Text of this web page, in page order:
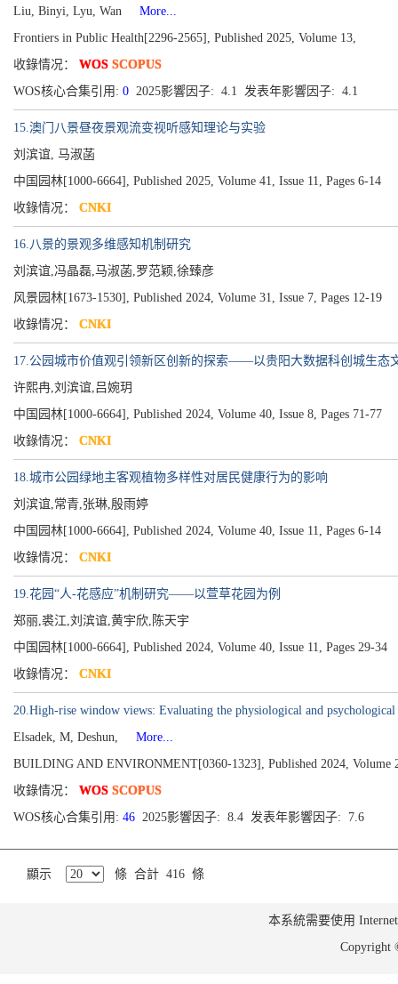
Liu, Binyi, Lyu, Wan
More...
Frontiers in Public Health[2296-2565], Published 2025, Volume 13,
收錄情况： WOS SCOPUS
WOS核心合集引用: 0 2025影響因子: 4.1 发表年影響因子: 4.1
15.澳门八景昼夜景观流变视听感知理论与实验
刘滨谊, 马淑菡
中国园林[1000-6664], Published 2025, Volume 41, Issue 11, Pages 6-14
收錄情况： CNKI
16.八景的景观多维感知机制研究
刘滨谊,冯晶磊,马淑菡,罗范颖,徐臻彦
风景园林[1673-1530], Published 2024, Volume 31, Issue 7, Pages 12-19
收錄情况： CNKI
17.公园城市价值观引领新区创新的探索——以贵阳大数据科创城生态
许熙冉,刘滨谊,吕婉玥
中国园林[1000-6664], Published 2024, Volume 40, Issue 8, Pages 71-77
收錄情况： CNKI
18.城市公园绿地主客观植物多样性对居民健康行为的影响
刘滨谊,常青,张琳,殷雨婷
中国园林[1000-6664], Published 2024, Volume 40, Issue 11, Pages 6-14
收錄情况： CNKI
19.花园“人-花感应”机制研究——以萱草花园为例
郑丽,裘江,刘滨谊,黄宇欣,陈天宇
中国园林[1000-6664], Published 2024, Volume 40, Issue 11, Pages 29-34
收錄情况： CNKI
20.High-rise window views: Evaluating the physiological and
Elsadek, M, Deshun,
More...
BUILDING AND ENVIRONMENT[0360-1323], Published 2024, Volume
收錄情况： WOS SCOPUS
WOS核心合集引用: 46 2025影響因子: 8.4 发表年影響因子: 7.6
顯示 條 合計 416 條
本系統需要使用
Copyright